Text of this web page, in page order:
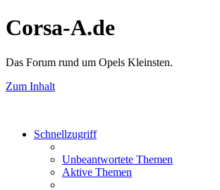
Corsa-A.de
Das Forum rund um Opels Kleinsten.
Zum Inhalt
Schnellzugriff
Unbeantwortete Themen
Aktive Themen